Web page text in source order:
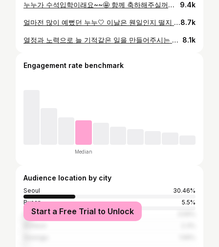
누누가 수석입학이래요~~🤩 함께 축하해주실꺼쥬~~~??? 조금은 다른 교육 환경에서 자라게 한 누누에게 한국 입시를 준비시키며 부모로써 안쓰럽고 미안한 마음이 클수밖에 없었던 지난 입시의 경험은 매일의 작은 노력들이 모여서 기적을 만들 수 있다는걸 배운 값진 시간이였습니다. 입시날도 교복을 맞추러 가는 날도 교복을 처음 입은 날도 늘 함께해주시는 우리 선생님 어쩌면 엄마인 나보다 더 간절한 마음으로 누누에게 혼심을 다해주신 지난 시간들…평생 잊지 않겠습니다!!! 감사합니다~!!❤️ —— 교지에 실린 누누의 합격 소감문 —— 2022년 10월 말, 갈 때마다 설레는 정동에 갔다. 노란 은행나무가 가을과 겨울의 경계에 있었고, 나뭇잎이 떨어져 발 아래로 와사삭 소리가 나는 노란 길을 따라, 나는 교복을 맞추러 갔다. 날이 추워져서인지 나무들은 저마다 각양각색의 뜨개질 옷을 입고 있었다. 함께 해주신 선생님께서 나무들이 입고 있던 옷을 보며, '서우야. 이것 봐봐! 너무 예쁘잖아. 정말 잘 만들었다!" 라고 말씀하셨다. 늘 바쁘신 선생님께서 모처럼 시간을 내어 주시고 함께 교복도 맞추러 가 주시니 더욱더 특별하게 느껴졌다. 정동길 양쪽으로 길게 늘어선 은행나무에 알록달록 예쁜 뜨개옷처럼, 나도 그 길을 따라, 교복을 맞추러 간다. 오랫동안 꿈꾸던 예원 교복을 맞추러 간다. 2년 전 캐나다에서 돌아왔을 때 모든 것이 막막했다. 나는 분명 한국사람인데, 모든 것이 낯설게 느껴지기까지 했다. 어휘도 많이 부족했고, 심지어는 높임 표현을 잘못 써서 어른들께 실수를 한 적도 여러 번 있었다. 그럴때마다 엄마는 당황하셨고, 나는 영문을 몰랐다. What's wrong?” 어리버리, 엉망진창, 우당탕탕 생활속에서 나에게 안정감을 찾게 해준 것은 바로 첼로였다. 8살 때 사촌 오빠들을 따라 시작한 첼로, 악기 사이즈를 바꾸고 악기가 커질 때마다 첼로에 대한 애정 또한 점점 커졌다. 그러나 입시를 준비하는 과정은 결코 쉽지 않았다. 악기와 함께 보내는 시간이 많아졌고, 악기를 하는 것이 싫지는 않았지만, 때로는 지치기도 했다. 그리고 학과 공부까지 함께 준비하며 스스로 부족하다는 생각이 많이 들었다. 늘 자신있고 당당하기만 했던 전서우가 가끔은 용기가 없어졌던 것도 사실이다. 하지만 고난의 시간을 이겨내고, 나는 결국 예원 학교에 합격하였다. 멀리서 바라보는 것만으로도 부러움 그 자체였던 예원 교복을 나도 맞추러 간다. 뜨개옷을 입은 은행나무를 따라 나도 새 교복을 맞추러 간다. 존경하고 사랑하는 우리 선생님이 입으셨던 그 교복을 나도 이제 입는다는 생각만해도 설렌다. 꺅! 함께 입학하는 다른 친구들과 똑같은 교복이겠지만, 저마다 다른 개성과 꿈을 간직한 모습은 은행나무의 뜨개옷과도 같을 것이다. 예원학교에서 각자의 알록달록 뜨개옷을 한땀한땀 만들어 나갈 시간이 무척 기대된다. #예원학교 #첼로수석입학 #첼로소녀 9.4k
얼마전 많이 예뻤던 누누🤍 이날은 웬일인지 떨지 않고 편안하게 대기하고 있다가 무대에 올랐지요. 요즘 누누는 열흘쯤 남은 입시를 차분하게 준비하고 있답니다!!! 참으로 성실하게 하루하루를 보내고 있는 우리 누누를 위해 함께 기도해주셔유~!!🙏🏻 엄마 : 입시 끝나면 가장 하고 싶은게 뭐야?? 누누 : 태권도 배우고 싶어!! 매일매일!!🤣 체능에 욕망이 불타는 아이가 절제하며 첼로하느라 고생이 많으다!!ㅋㅋ #대한민국입시생 #화이팅!! dress @vivatamtam hair& makeup @bm_.makeup photo @tinykind_km8.7k
열정과 노력으로 늘 기적같은 일을 만들어주시는 우리 선생님 덕분에 오늘도 우린 행복한 눈물을 흘렸습니다~!!! 시험장에 가는 길도 시험을 마치고 나오는 길도 손 꼭 잡고 함께해 주시는 장하얀선생님, 누누를 위해 간절히 기도해주시는 이시옥원장님, 누누의 노력을 저보다 더 굳건히 믿어주시는 현우선생님, 민교선생님, 지양선생님 진심으로 감사합니다!! 그리고 한국으로 돌아와 외국인학교 다니면서 예원학교 입학을 꿈꾸며 한국식 공부까지 하느라 하루도 허투루 보낼수 없었던 우리 누누~~정말 많이 칭찬해!! 오늘은 누누의 열정이 승리한 날이야~❤️ 8.1k
Engagement rate benchmark
Median
Audience location by city
Seoul
30.46%
Busan
5.5%
Daegu
Start a Free Trial to Unlock